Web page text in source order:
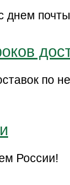
днем
по
России!